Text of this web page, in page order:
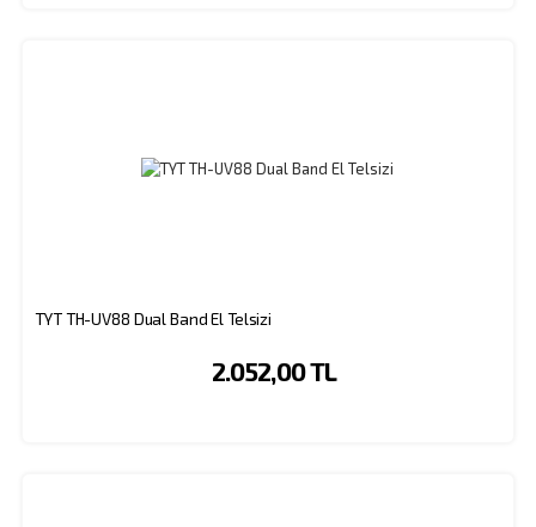
TYT TH-UV88 Dual Band El Telsizi
2.052,00 TL